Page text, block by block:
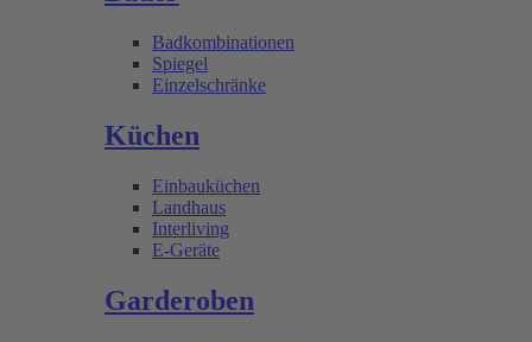
Badkombinationen
Spiegel
Einzelschränke
Küchen
Einbauküchen
Landhaus
Interliving
E-Geräte
Garderoben